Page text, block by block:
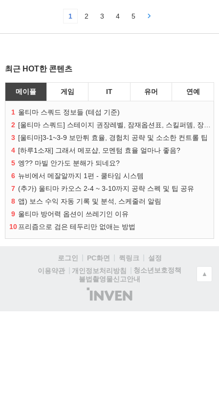
1 2 3 4 5
최근 HOT한 콘텐츠
메이플 게임 IT 유머 연예
1 울티마 스쿼드 정보들 (테섭 기준)
2
3 [울티마]3-1~3-9 보만튀 효율, 경험치 공략 및 소소한 컨트롤 팁
4 [하루1소재] 그래서 메포샵, 모멘텀 효율 얼마나 좋음?
5 엥?? 마빌 안가도 분해가 되네요?
6 뉴비에서 메잘알까지 1편 - 쿨타임 시스템
7 (추가) 울티마 카오스 2-4 ~ 3-10까지 공략 스펙 및 팁 공유
8 앱) 보스 수익 자동 기록 및 분석, 스케줄러 알림
9 울티마 방어력 옵션이 쓰레기인 이유
10 프리즘으로 검은 테두리만 없애는 방법
로그인 PC화면 퀵링크
설정
이용약관
개인정보처리방침
청소년보호정책
불법촬영물신고안내
(주)
인
▲